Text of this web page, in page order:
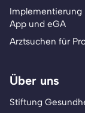
Implementierung
App und eGA
Arztsuchen für
Über uns
Stiftung